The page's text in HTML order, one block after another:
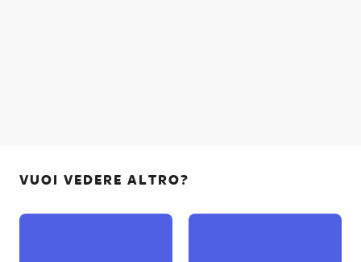
VUOI VEDERE ALTRO?